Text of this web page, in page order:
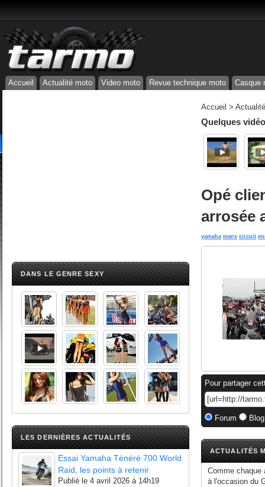
Accueil Actualité moto Video moto Revue technique moto Casque
DANS LE GENRE SEXY
LES DERNIÈRES ACTUALITÉS
Essai Yamaha Ténéré 700 World
Raid, les points à retenir
Publié le 4 avril 2026 à 14h19
Accueil >
Quelques
Opé
arrosée
yamaha mans circuit
Pour partager
Forum
ACTUALITÉS
Comme chaque
à l'occasion du